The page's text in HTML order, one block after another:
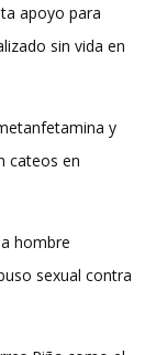
apoyo para
sin vida en
y
cateos en
hombre
sexual contra